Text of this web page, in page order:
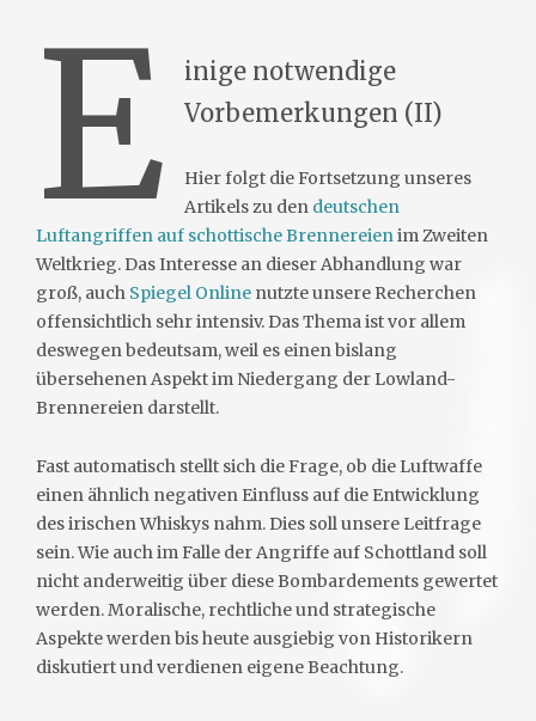
E
inige notwendige
Vorbemerkungen (II)
Hier folgt die Fortsetzung unseres
Artikels zu den deutschen
Luftangriffen auf schottische Brennereienim Zweiten
Weltkrieg. Das Interesse an dieser Abhandlung war
groß, auch Spiegel Online nutzte unsere Recherchen
offensichtlich sehr intensiv. Das Thema ist vor allem
deswegen bedeutsam, weil es einen bislang
übersehenen Aspekt im Niedergang der Lowland-
Brennereien darstellt.
Fast automatisch stellt sich die Frage, ob die Luftwaffe
einen ähnlich negativen Einfluss auf die Entwicklung
des irischen Whiskys nahm. Dies soll unsere Leitfrage
sein. Wie auch im Falle der Angriffe auf Schottland soll
nicht anderweitig über diese Bombardements gewertet
werden. Moralische, rechtliche und strategische
Aspekte werden bis heute ausgiebig von Historikern
diskutiert und verdienen eigene Beachtung.